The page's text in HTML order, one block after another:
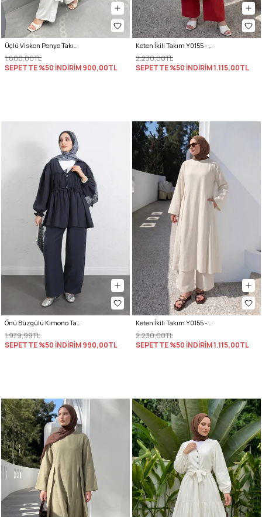
Üçlü Viskon Penye Takım 13205 - KREM
1.800,00TL
SEPETTE %50 İNDİRİM900,00TL
Keten İkili Takım Y0155 - KIRMIZI
2.230,00TL
SEPETTE %50 İNDİRİM1.115,00TL
Önü Büzgülü Kimono Takım Y0102 - LACİVERT
1.979,99TL
SEPETTE %50 İNDİRİM990,00TL
Keten İkili Takım Y0155 - EKRU
2.230,00TL
SEPETTE %50 İNDİRİM1.115,00TL